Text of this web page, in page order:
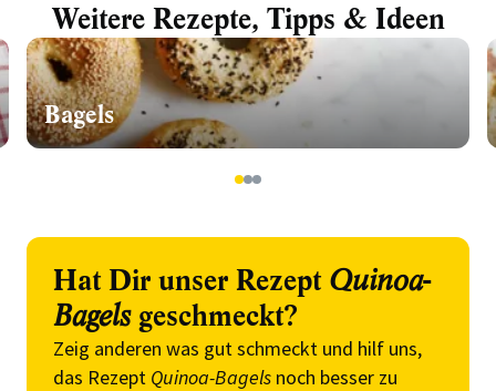
Weitere Rezepte, Tipps & Ideen
Bagels
123
Hat Dir unser Rezept Quinoa-
Bagelsgeschmeckt?
Zeig anderen was gut schmeckt und hilf uns,
das Rezept Quinoa-Bagels noch besser zu